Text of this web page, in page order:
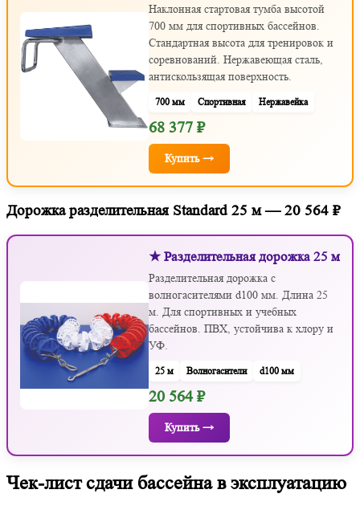
Наклонная стартовая тумба высотой
700 мм для спортивных бассейнов.
Стандартная высота для тренировок и
соревнований. Нержавеющая сталь,
антискользящая поверхность.
700 мм Спортивная Нержавейка
68 377 ₽
Купить →
Дорожка разделительная Standard 25 м — 20 564 ₽
★ Разделительная дорожка 25 м
Разделительная дорожка с
волногасителями d100 мм. Длина 25
м. Для спортивных и учебных
бассейнов. ПВХ, устойчива к хлору и
УФ.
25 м Волногасители d100 мм
20 564 ₽
Купить →
Чек-лист сдачи бассейна в эксплуатацию